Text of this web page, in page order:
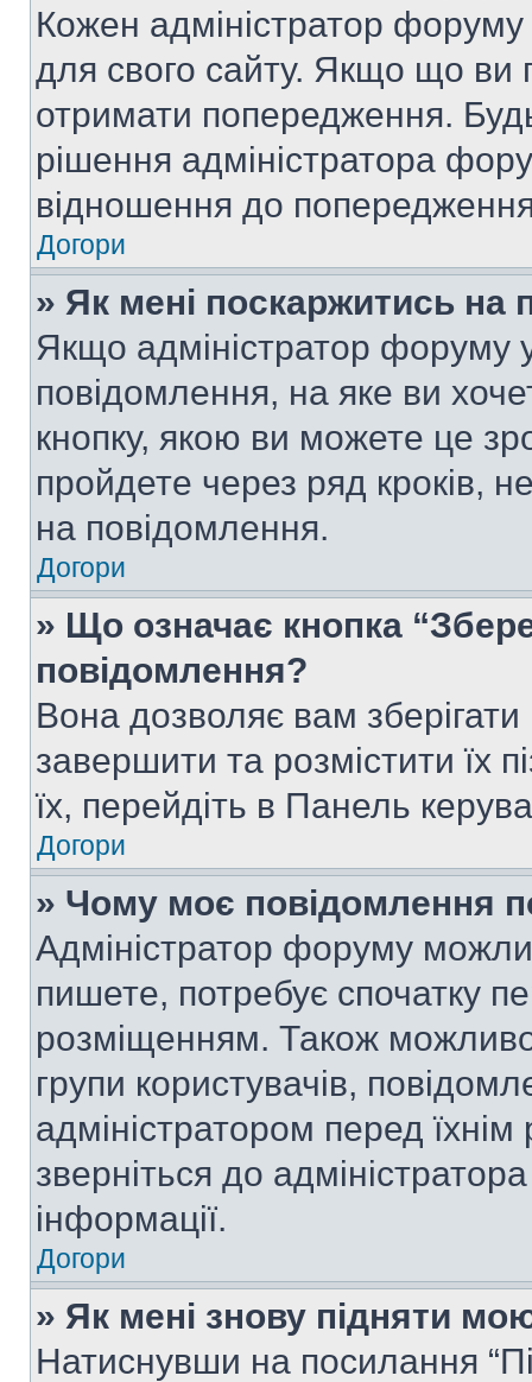
Кожен адміністратор
для свого сайту. Якщо що
отримати попередження.
рішення адміністратора
відношення до
Догори
» Як мені поскаржитись на
Якщо адміністратор форуму
повідомлення, на яке ви
кнопку, якою ви можете це
пройдете через ряд кроків,
на повідомлення.
Догори
» Що означає кнопка
повідомлення?
Вона дозволяє вам
завершити та розмістити їх
їх, перейдіть в Панель
Догори
» Чому моє повідомлення
Адміністратор форуму
пишете, потребує спочатку
розміщенням. Також
групи користувачів,
адміністратором перед
зверніться до
інформації.
Догори
» Як мені знову підняти
Натиснувши на посилання